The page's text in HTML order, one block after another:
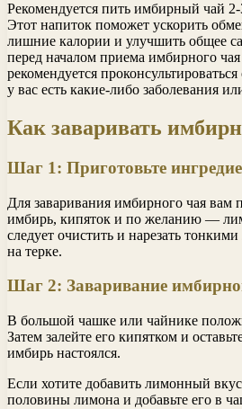
Рекомендуется пить имбирный чай 2-
Этот напиток поможет ускорить
лишние калории и улучшить общее
перед началом приема имбирного
рекомендуется
у вас есть какие-либо заболевания
Как заваривать
Шаг 1: Приготовьте
Для заваривания имбирного чая вам
имбирь, кипяток и по желанию —
следует очистить и нарезать
на терке.
Шаг 2: Заваривание
В большой чашке или чайнике
Затем залейте его кипятком и
имбирь настоялся.
Если хотите добавить лимонный
половины лимона и добавьте его в